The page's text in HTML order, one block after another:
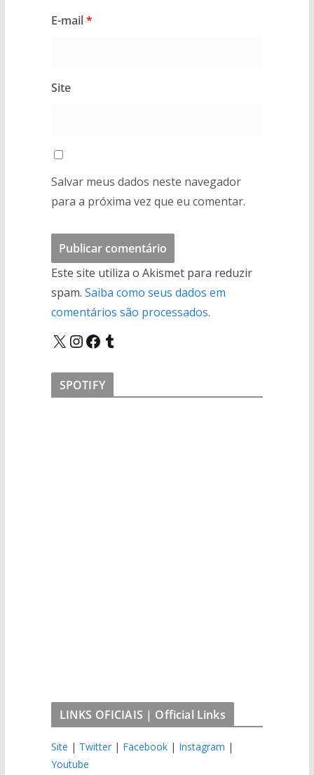
E-mail*
Site
Salvar meus dados neste navegador
para a próxima vez que eu comentar.
Este site utiliza o Akismet para reduzir
spam. Saiba como seus dados em
comentários são processados.
X InstagramFacebook Tumblr
SPOTIFY
LINKS OFICIAIS | Official Links
Site | Twitter| Facebook| Instagram |
Youtube